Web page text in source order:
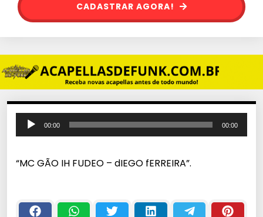
CADASTRAR AGORA!
o
a
o
00:00 00:00
“MC GÃO IH FUDEO – dIEGO fERREIRA”.